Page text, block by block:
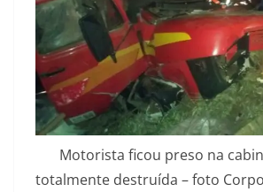
Motorista ficou preso na
totalmente destruída – foto